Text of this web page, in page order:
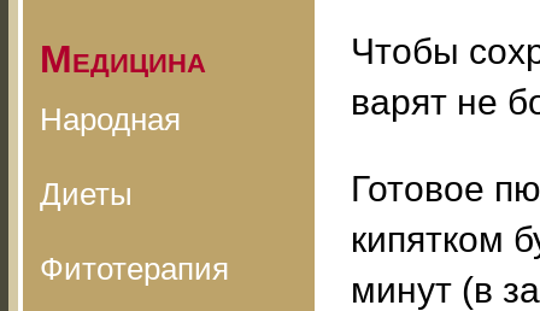
Медицина
Народная
Диеты
Фитотерапия
Чтобы
варят не
Готовое
кипятком
минут (в